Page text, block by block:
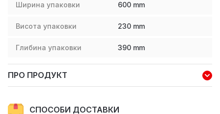
Ширина упаковки 600 mm
Висота упаковки 230 mm
Глибина упаковки 390 mm
ПРО ПРОДУКТ
СПОСОБИ ДОСТАВКИ